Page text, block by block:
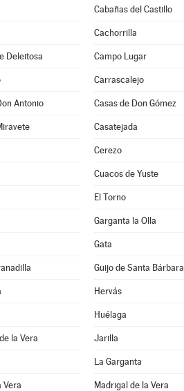
Cabañas del Castillo
Cachorrilla
Deleitosa Campo Lugar
Carrascalejo
Antonio Casas de Don Gómez
Casatejada
Cerezo
Cuacos de Yuste
El Torno
Garganta la Olla
Gata
Guijo de Santa Bárbara
Hervás
Huélaga
la Vera Jarilla
La Garganta
Vera Madrigal de la Vera